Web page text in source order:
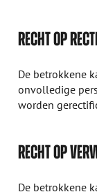
RECHT OP
De betrokkene
onvolledige
worden
RECHT OP
De betrokkene